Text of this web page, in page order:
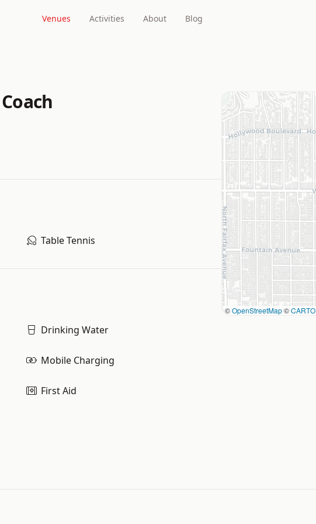
Venues Activities About Blog
Table Tennis
Drinking Water
Mobile Charging
First Aid
©OpenStreetMap©CARTO